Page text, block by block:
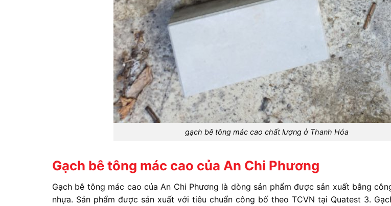
gạch bê tông mác cao chất lượng ở Thanh Hóa
Gạch bê tông mác cao của An Chi Phương
Gạch bê tông mác cao của An Chi Phương là dòng sản phẩm được sản xuất bằng
nhựa. Sản phẩm được sản xuất với tiêu chuẩn công bố theo TCVN tại Quatest 3.